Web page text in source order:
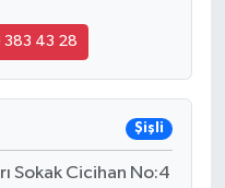
383 43 28
Şişli
Sokak Cicihan No:4